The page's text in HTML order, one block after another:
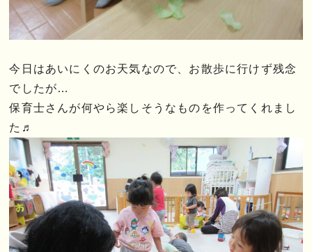
今日はあいにくのお天気なので、お散歩に行けず残念
でしたが…
保育士さんが何やら楽しそうなものを作ってくれまし
た♬